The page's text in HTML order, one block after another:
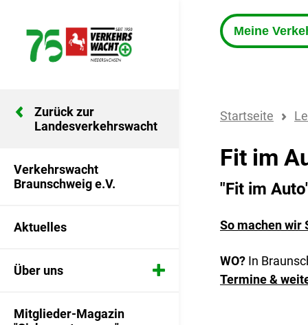
Zurück zur
Landesverkehrswacht
Verkehrswacht
Braunschweig e.V.
Aktuelles
Über uns
Wir über uns
Mitglieder-Magazin
Meine
Startseite
Fit im
"Fit im
So machen wir
WO? In
Termine &